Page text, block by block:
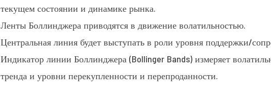
текущем состоянии и динамике рынка.
Ленты Боллинджера приводятся в движение волатильностью.
Центральная линия будет выступать в роли уровня поддержки/
Индикатор линии Боллинджера (Bollinger Bands) измеряет
тренда и уровни перекупленности и перепроданности.